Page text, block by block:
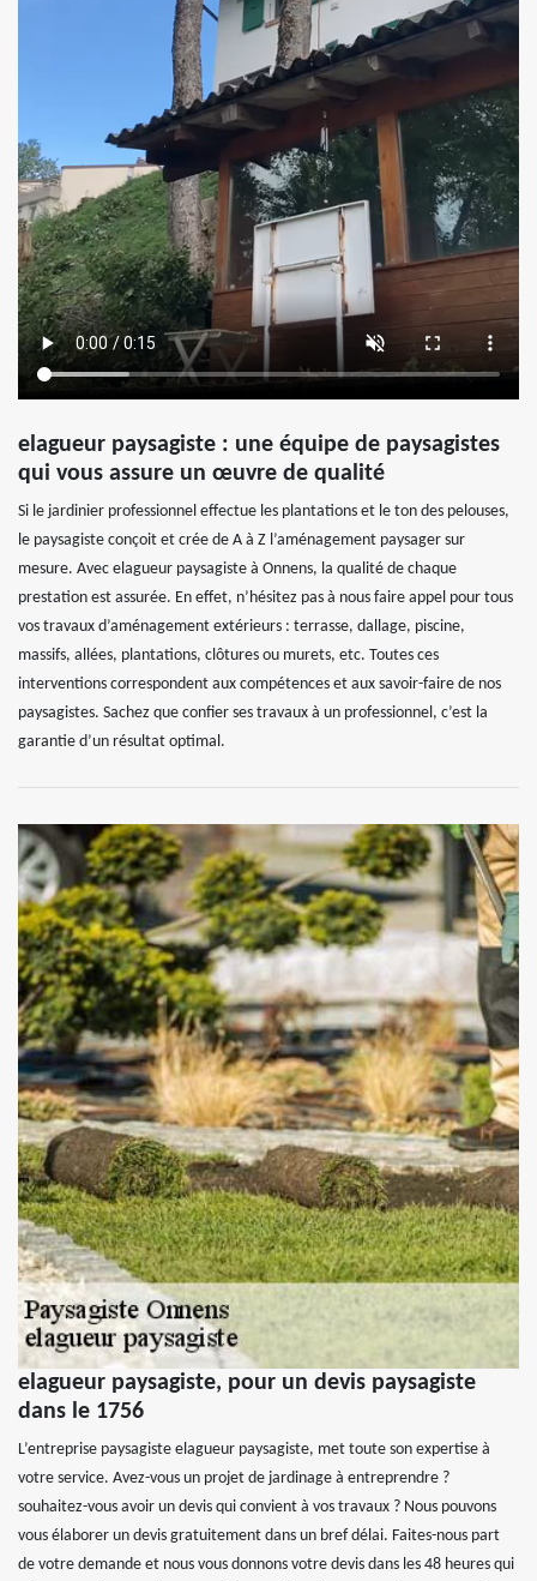
elagueur paysagiste : une équipe de paysagistes
qui vous assure un œuvre de qualité
Si le jardinier professionnel effectue les plantations et le ton des pelouses,
le paysagiste conçoit et crée de A à Z l’aménagement paysager sur
mesure. Avec elagueur paysagiste à Onnens, la qualité de chaque
prestation est assurée. En effet, n’hésitez pas à nous faire appel pour tous
vos travaux d’aménagement extérieurs : terrasse, dallage, piscine,
massifs, allées, plantations, clôtures ou murets, etc. Toutes ces
interventions correspondent aux compétences et aux savoir-faire de nos
paysagistes. Sachez que confier ses travaux à un professionnel, c’est la
garantie d’un résultat optimal.
elagueur paysagiste, pour un devis paysagiste
dans le 1756
L’entreprise paysagiste elagueur paysagiste, met toute son expertise à
votre service. Avez-vous un projet de jardinage à entreprendre ?
souhaitez-vous avoir un devis qui convient à vos travaux ? Nous pouvons
vous élaborer un devis gratuitement dans un bref délai. Faites-nous part
de votre demande et nous vous donnons votre devis dans les 48 heures qui